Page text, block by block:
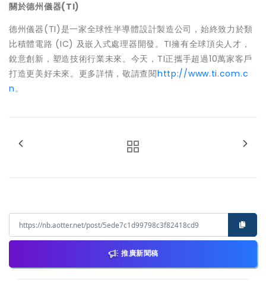
關於德州儀器(TI)
德州儀器(TI)是一家全球性半導體設計製造公司，始終致力於類
比積體電路 (IC) 及嵌入式處理器開發。TI擁有全球頂尖人才，
銳意創新，塑造技術行業未來。今天，TI正攜手超過10萬家客戶
打造更美好未來。更多詳情，敬請查閱http://www.ti.com.c
n。
推廣新聞稿